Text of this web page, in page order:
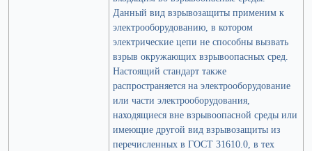
Данный вид взрывозащиты применим к
электрооборудованию, в котором
электрические цепи не способны вызвать
взрыв окружающих взрывоопасных сред.
Настоящий стандарт также
распространяется на электрооборудование
или части электрооборудования,
находящиеся вне взрывоопасной среды или
имеющие другой вид взрывозащиты из
перечисленных в ГОСТ 31610.0, в тех